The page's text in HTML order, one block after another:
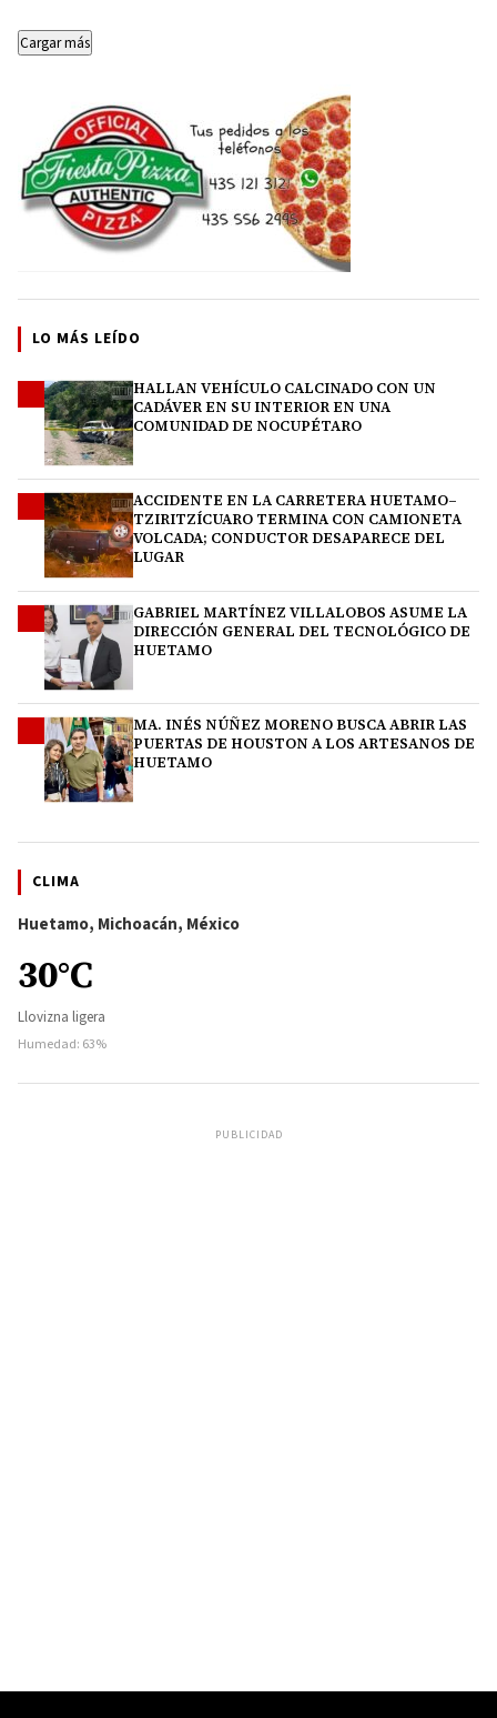
Cargar más
LO MÁS LEÍDO
HALLAN VEHÍCULO CALCINADO CON UN
CADÁVER EN SU INTERIOR EN UNA
COMUNIDAD DE NOCUPÉTARO
ACCIDENTE EN LA CARRETERA HUETAMO–
TZIRITZÍCUARO TERMINA CON CAMIONETA
VOLCADA; CONDUCTOR DESAPARECE DEL
LUGAR
GABRIEL MARTÍNEZ VILLALOBOS ASUME LA
DIRECCIÓN GENERAL DEL TECNOLÓGICO DE
HUETAMO
MA. INÉS NÚÑEZ MORENO BUSCA ABRIR LAS
PUERTAS DE HOUSTON A LOS ARTESANOS DE
HUETAMO
CLIMA
Huetamo, Michoacán, México
30°C
Llovizna ligera
Humedad: 63%
PUBLICIDAD